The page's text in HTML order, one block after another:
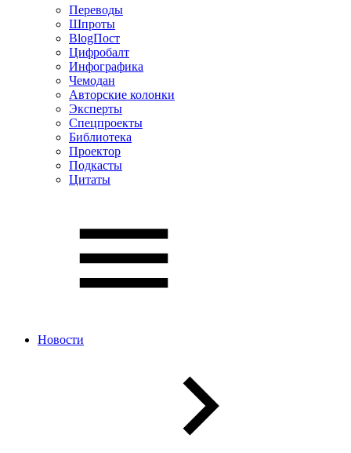
Переводы
Шпроты
BlogПост
Цифробалт
Инфографика
Чемодан
Авторские колонки
Эксперты
Спецпроекты
Библиотека
Проектор
Подкасты
Цитаты
Новости